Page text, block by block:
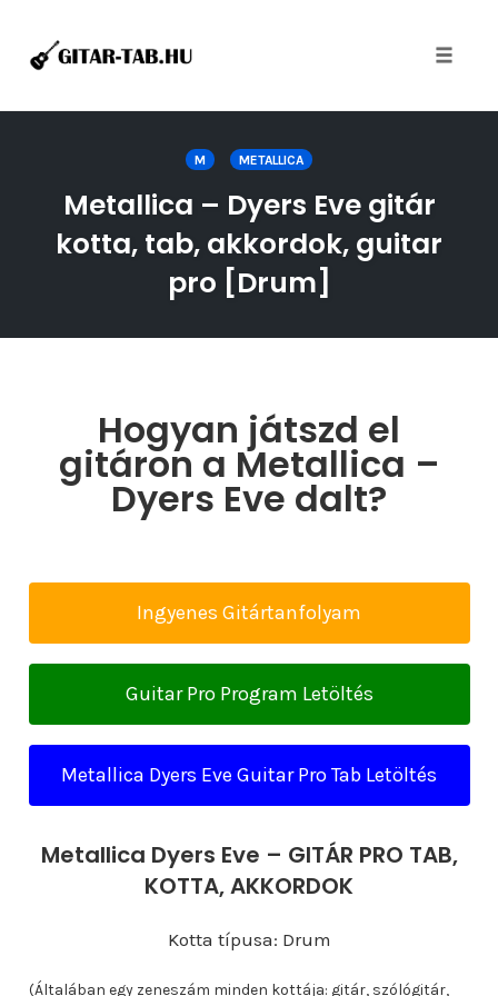
M METALLICA
Metallica – Dyers Eve gitár
kotta, tab, akkordok, guitar
pro [Drum]
Hogyan játszd el
gitáron a Metallica –
Dyers Eve dalt?
Ingyenes Gitártanfolyam
Guitar Pro Program Letöltés
Metallica Dyers Eve Guitar Pro Tab Letöltés
Metallica Dyers Eve – GITÁR PRO TAB,
KOTTA, AKKORDOK
Kotta típusa: Drum
(Általában egy zeneszám minden kottája: gitár, szólógitár,